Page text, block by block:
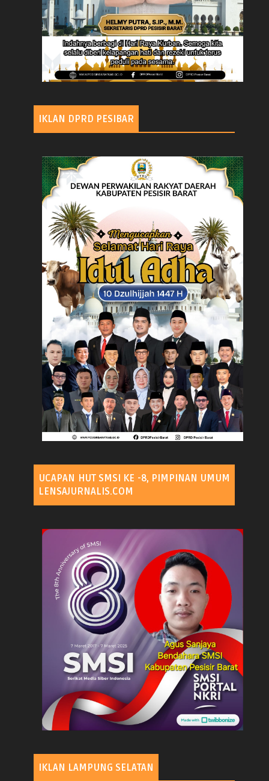
IKLAN DPRD PESIBAR
UCAPAN HUT SMSI KE -8, PIMPINAN UMUM
LENSAJURNALIS.COM
IKLAN LAMPUNG SELATAN